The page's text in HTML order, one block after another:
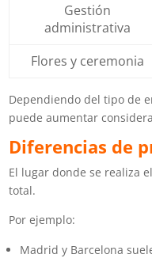
Gestión
administrativa
Flores y ceremonia
Dependiendo del tipo de
puede aumentar
Diferencias de
El lugar donde se realiza
total.
Por ejemplo:
Madrid y Barcelona